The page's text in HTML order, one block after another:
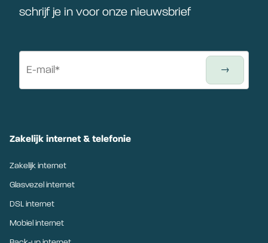
schrijf je in voor onze nieuwsbrief
Zakelijk internet & telefonie
Zakelijk internet
Glasvezel internet
DSL internet
Mobiel internet